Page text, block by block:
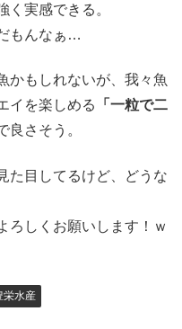
く実感できる。
もんなぁ…
かもしれないが、我々魚
イを楽しめる
「一粒で二
良さそう。
た目してるけど、どうな
しくお願いします！ｗ
水産